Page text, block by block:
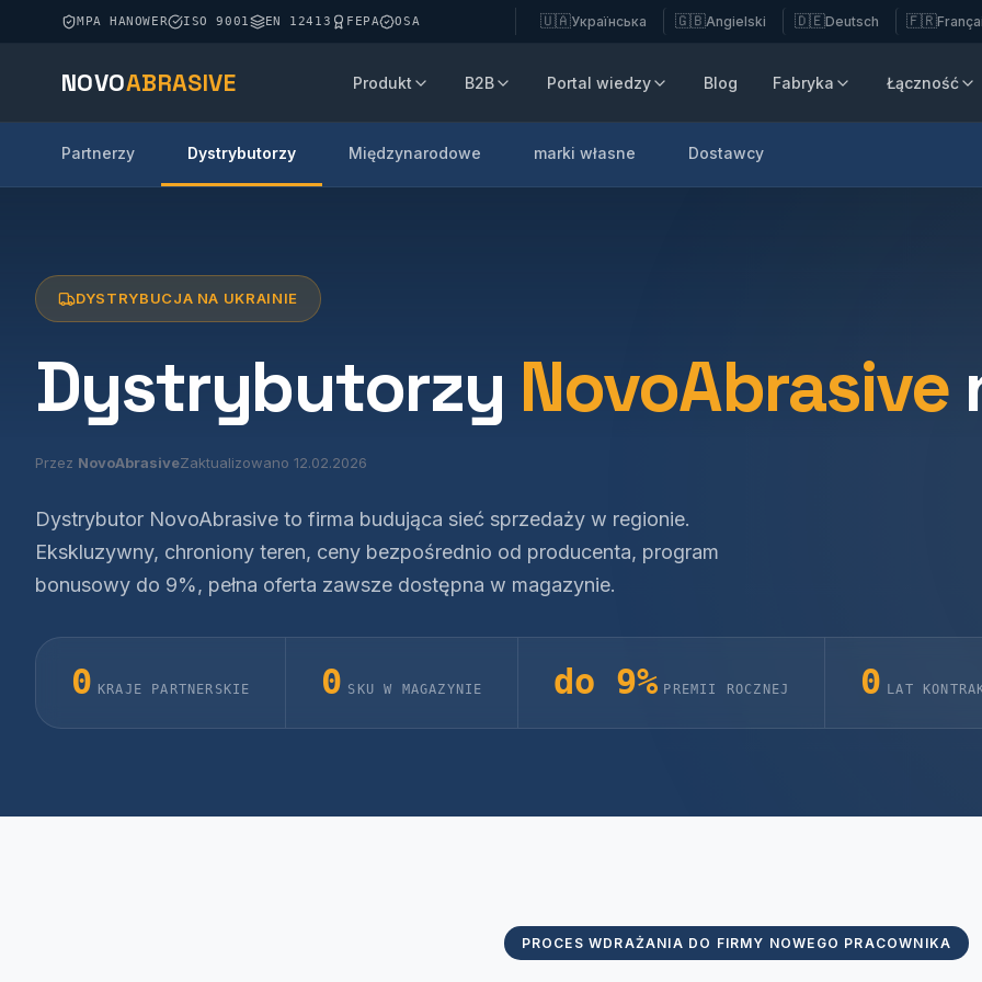
MPA HANOWER ISO 9001 EN 12413 FEPA OSA 🇺🇦Українська 🇬🇧Angielski 🇩🇪Deutsch 🇫🇷
NOVOABRASIVE Produkt B2B Portal wiedzy Blog Fabryka Łączność
Partnerzy Dystrybutorzy Międzynarodowe marki własne Dostawcy
DYSTRYBUCJA NA UKRAINIE
Dystrybutorzy NovoAbrasive
Przez NovoAbrasiveZaktualizowano 12.02.2026
Dystrybutor NovoAbrasive to firma budująca sieć sprzedaży w regionie.
Ekskluzywny, chroniony teren, ceny bezpośrednio od producenta, program
bonusowy do 9%, pełna oferta zawsze dostępna w magazynie.
0 KRAJE PARTNERSKIE 0 SKU W MAGAZYNIE do 9% PREMII ROCZNEJ 0 LAT
PROCES WDRAŻANIA DO FIRMY NOWEGO PRACOWNIKA